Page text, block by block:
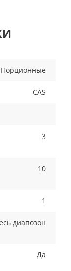
Порционные
CAS
3
10
1
диапозон
Да